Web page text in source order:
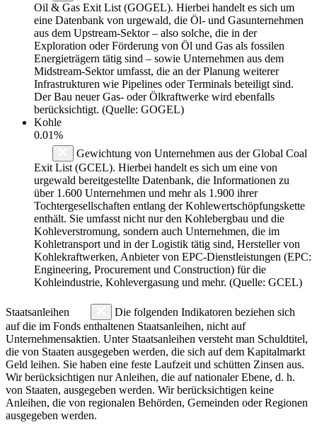
Oil & Gas Exit List (GOGEL). Hierbei handelt es sich um
eine Datenbank von urgewald, die Öl- und Gasunternehmen
aus dem Upstream-Sektor – also solche, die in der
Exploration oder Förderung von Öl und Gas als fossilen
Energieträgern tätig sind – sowie Unternehmen aus dem
Midstream-Sektor umfasst, die an der Planung weiterer
Infrastrukturen wie Pipelines oder Terminals beteiligt sind.
Der Bau neuer Gas- oder Ölkraftwerke wird ebenfalls
berücksichtigt. (Quelle: GOGEL)
Kohle
0.01%
Gewichtung von Unternehmen aus der Global Coal
Exit List (GCEL). Hierbei handelt es sich um eine von
urgewald bereitgestellte Datenbank, die Informationen zu
über 1.600 Unternehmen und mehr als 1.900 ihrer
Tochtergesellschaften entlang der Kohlewertschöpfungskette
enthält. Sie umfasst nicht nur den Kohlebergbau und die
Kohleverstromung, sondern auch Unternehmen, die im
Kohletransport und in der Logistik tätig sind, Hersteller von
Kohlekraftwerken, Anbieter von EPC-Dienstleistungen (EPC:
Engineering, Procurement und Construction) für die
Kohleindustrie, Kohlevergasung und mehr. (Quelle: GCEL)
Staatsanleihen
Die folgenden Indikatoren beziehen sich
auf die im Fonds enthaltenen Staatsanleihen, nicht auf
Unternehmensaktien. Unter Staatsanleihen versteht man Schuldtitel,
die von Staaten ausgegeben werden, die sich auf dem Kapitalmarkt
Geld leihen. Sie haben eine feste Laufzeit und schütten Zinsen aus.
Wir berücksichtigen nur Anleihen, die auf nationaler Ebene, d. h.
von Staaten, ausgegeben werden. Wir berücksichtigen keine
Anleihen, die von regionalen Behörden, Gemeinden oder Regionen
ausgegeben werden.